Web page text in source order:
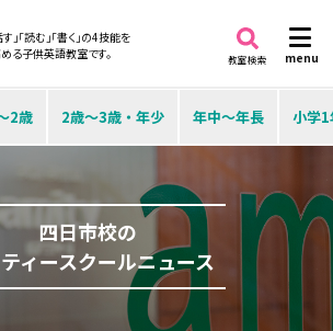
す」「読む」「書く」の4技能を
る子供英語教室です。
menu
教室検索
2歳 2歳～3歳・年少 年中～年長 小学
四日市校の
ィースクールニュース